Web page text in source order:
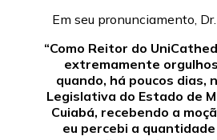
Em seu pronunciamento,
“Como Reitor do
extremamente
quando, há poucos dias,
Legislativa do Estado de
Cuiabá, recebendo a
eu percebi a